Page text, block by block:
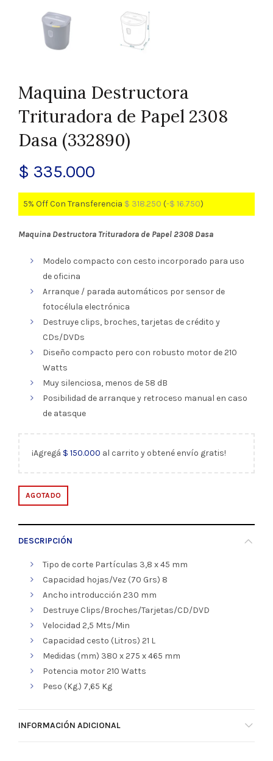
Maquina Destructora
Trituradora de Papel 2308
Dasa (332890)
$ 335.000
5% Off Con Transferencia $ 318.250 (-$ 16.750)
Maquina Destructora Trituradora de Papel 2308 Dasa
Modelo compacto con cesto incorporado para uso
de oficina
Arranque / parada automáticos por sensor de
fotocélula electrónica
Destruye clips, broches, tarjetas de crédito y
CDs/DVDs
Diseño compacto pero con robusto motor de 210
Watts
Muy silenciosa, menos de 58 dB
Posibilidad de arranque y retroceso manual en caso
de atasque
¡Agregá $ 150.000 al carrito y obtené envío gratis!
AGOTADO
DESCRIPCIÓN
Tipo de corte Partículas 3,8 x 45 mm
Capacidad hojas/Vez (70 Grs) 8
Ancho introducción 230 mm
Destruye Clips/Broches/Tarjetas/CD/DVD
Velocidad 2,5 Mts/Min
Capacidad cesto (Litros) 21 L
Medidas (mm) 380 x 275 x 465 mm
Potencia motor 210 Watts
Peso (Kg.) 7,65 Kg
INFORMACIÓN ADICIONAL